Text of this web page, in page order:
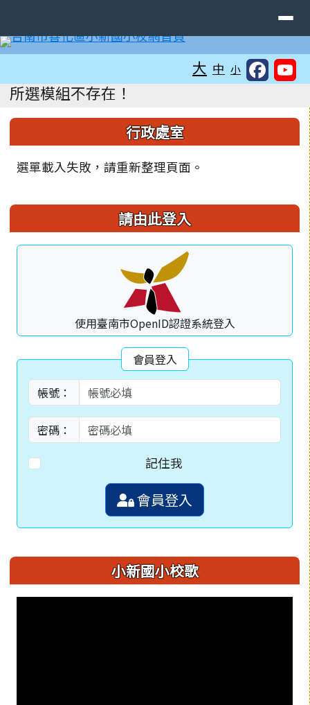
大 中 小
主內容區域
所選模組不存在！
左邊區域內容 行政處室
選單載入失敗，請重新整理頁面。
請由此登入
使用臺南市OpenID認證系統登入
會員登入
帳號：
密碼：
記住我
會員登入
小新國小校歌
頁尾區域